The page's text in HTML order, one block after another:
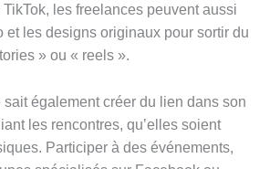
les freelances peuvent aussi
et les designs originaux pour sortir du
» ou « reels ».
également créer du lien dans son
les rencontres, qu’elles soient
Participer à des événements,